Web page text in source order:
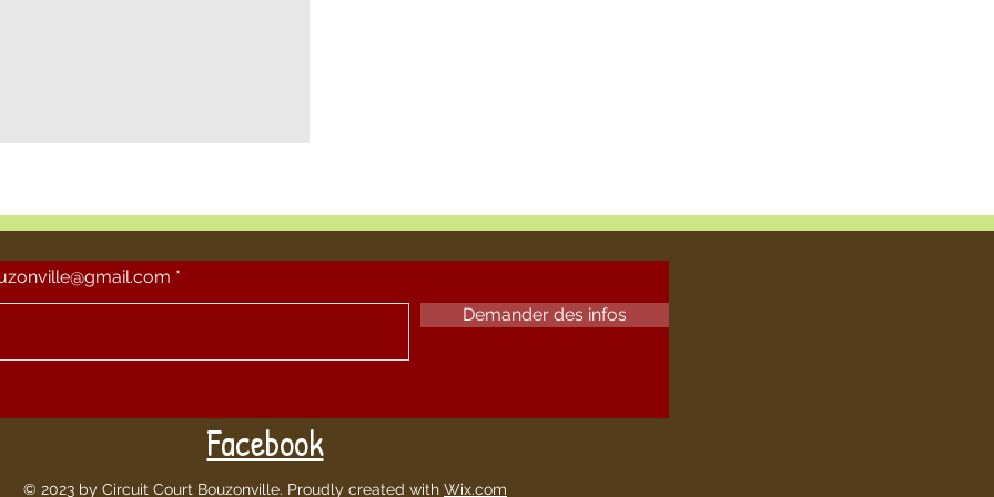
Demander des infos
Facebook
© 2023 by Circuit Court Bouzonville. Proudly created with Wix.com